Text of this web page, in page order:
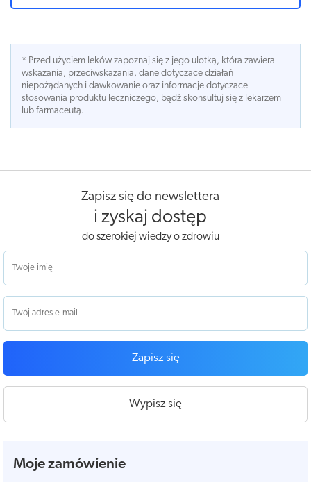
* Przed użyciem leków zapoznaj się z jego ulotką, która zawiera
wskazania, przeciwskazania, dane dotyczace działań
niepożądanych i dawkowanie oraz informacje dotyczace
stosowania produktu leczniczego, bądź skonsultuj się z lekarzem
lub farmaceutą.
Zapisz się do newslettera
i zyskaj dostęp
do szerokiej wiedzy o zdrowiu
Zapisz się
Wypisz się
Moje zamówienie